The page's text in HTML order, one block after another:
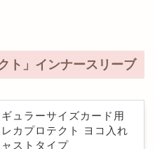
ト」インナースリーブ
ギュラーサイズカード用
レカプロテクト ヨコ入れ
ャストタイプ